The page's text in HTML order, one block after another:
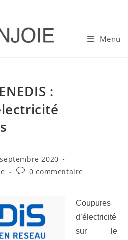
Menu
:
:
2020
Commentaires
0 commentaire
Coupures
d’électricité
sur le